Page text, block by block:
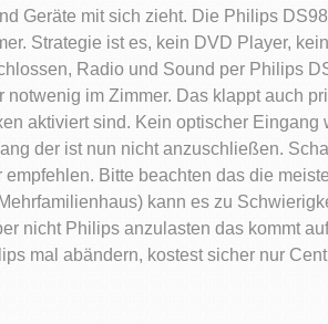
Geräte mit sich zieht. Die Philips
Strategie ist es, kein DVD Player,
Radio und Sound per Philips
notwenig im Zimmer. Das klappt auch
aktiviert sind. Kein optischer
der ist nun nicht anzuschließen.
empfehlen. Bitte beachten das die
kann es zu
nicht Philips anzulasten das kommt
mal abändern, kostest sicher nur